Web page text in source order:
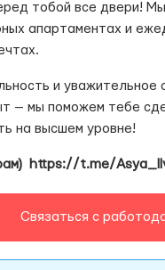
тобой все двери!
апартаментах и
и
— мы поможем тебе
на высшем уровне!
https://t.me/
Связаться с